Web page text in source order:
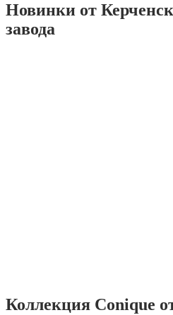
Новинки от
завода
Коллекция Conique